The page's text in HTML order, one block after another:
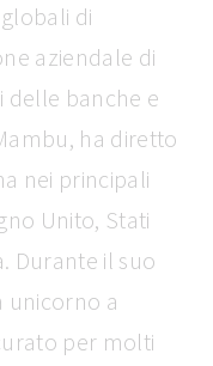
di
aziendale di
delle banche e
ha diretto
nei principali
Unito, Stati
Durante il suo
unicorno a
per molti